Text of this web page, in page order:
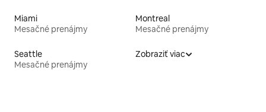
Miami
Mesačné prenájmy
Montreal
Mesačné prenájmy
Seattle
Mesačné prenájmy
Zobraziť viac